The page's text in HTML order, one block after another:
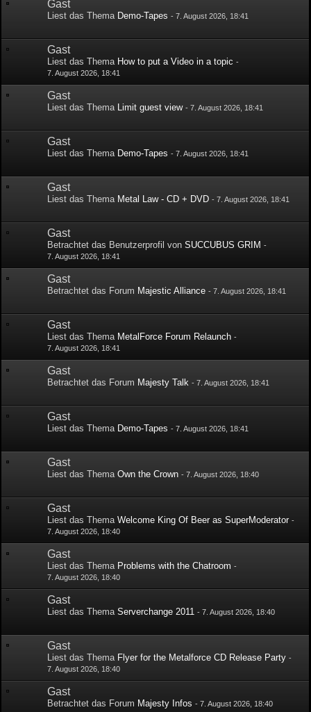
Gast
Liest das Thema Demo-Tapes -7. August 2026, 18:41
Gast
Liest das Thema How to put a Video in a topic -
7. August 2026, 18:41
Gast
Liest das Thema Limit guest view -7. August 2026, 18:41
Gast
Liest das Thema Demo-Tapes -7. August 2026, 18:41
Gast
Liest das Thema Metal Law - CD + DVD -7. August 2026, 18:41
Gast
Betrachtet das Benutzerprofil vonSUCCUBUS GRIM -
7. August 2026, 18:41
Gast
Betrachtet das Forum Majestic Alliance -7. August 2026, 18:41
Gast
Liest das Thema MetalForce Forum Relaunch -
7. August 2026, 18:41
Gast
Betrachtet das Forum Majesty Talk -7. August 2026, 18:41
Gast
Liest das Thema Demo-Tapes -7. August 2026, 18:41
Gast
Liest das ThemaOwn the Crown -7. August 2026, 18:40
Gast
Liest das ThemaWelcome King Of Beer as SuperModerator -
7. August 2026, 18:40
Gast
Liest das Thema Problems with the Chatroom -
7. August 2026, 18:40
Gast
Liest das ThemaServerchange 2011 -7. August 2026, 18:40
Gast
Liest das Thema Flyer for the Metalforce CD Release Party -
7. August 2026, 18:40
Gast
Betrachtet das Forum Majesty Infos -7. August 2026, 18:40